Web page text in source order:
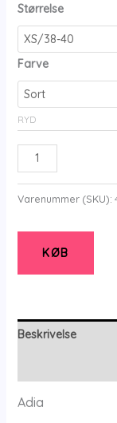
Størrelse
Farve
RYD
Adia
-
Skjorte
Adhylla
Black
40
Varenummer (SKU):
KØB
Beskrivelse
Adia